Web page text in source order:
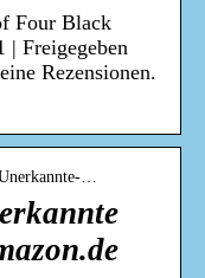
Four Black
| Freigegeben
Rezensionen.
…